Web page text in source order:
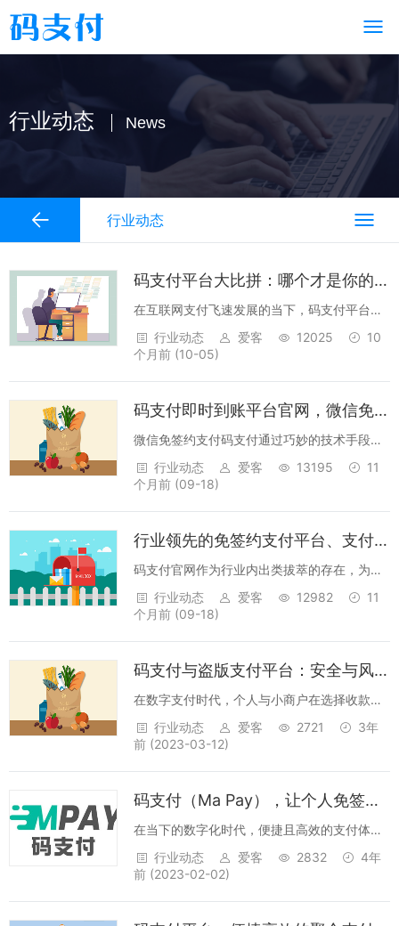
行业动态 News
行业动态
码支付平台大比拼：哪个才是你的最佳选择？
在互联网支付飞速发展的当下，码支付平台为
众多商家和个人提供了便捷的收款途径。码支
付官网众多，源支付官网也在其中，面对琳琅
平...
行业动态 爱客 12025
10
个月前 (10-05)
码支付即时到账平台官网，微信免签约支付，支付宝免签约
微信免签约支付码支付通过巧妙的技术手段，
实现了微信免签约支付功能。用户只需简单上
传个人微信收款二维码，即可快速接入支付系
入...
行业动态 爱客 13195
11
个月前 (09-18)
行业领先的免签约支付平台、支付方式多样
码支付官网作为行业内出类拔萃的存在，为广
大用户提供了免签约的聚合支付解决方案，深
受市场青睐。一、支付方式多样，满足多元需
行业动态 爱客 12982
11
个月前 (09-18)
码支付与盗版支付平台：安全与风险的本质区别
在数字支付时代，个人与小商户在选择收款工
具时，往往面临正规码支付平台与盗版支付平
台的选择。这两者看似功能相似，实则存在本
码...
行业动态 爱客 2721
3年
前 (2023-03-12)
码支付（Ma Pay），让个人免签收款更稳固，重塑你的收款感受
在当下的数字化时代，便捷且高效的支付体系
对于任何业务来讲都极为关键。然而，传统的
支付接口申请流程繁杂，费用又高昂，尤其是
行业动态 爱客 2832
4年
前 (2023-02-02)